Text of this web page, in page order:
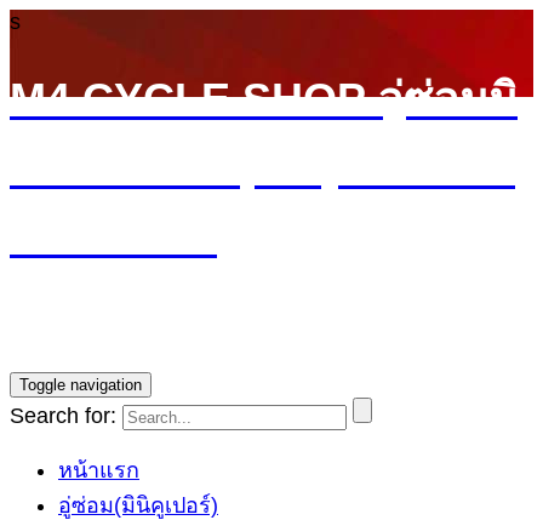
s
M4 CYCLE SHOP อู่ซ่อมมิ
Toggle navigation
Search for:
หน้าแรก
อู่ซ่อม(มินิคูเปอร์)